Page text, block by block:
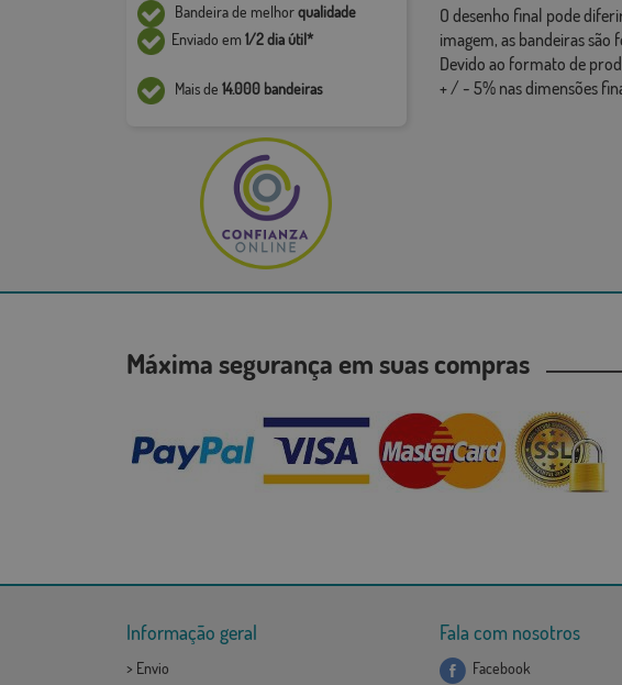
Bandeira de melhorqualidade
Enviado em1/2 dia útil*
Mais de 14.000 bandeiras
O desenho final pode
imagem, as bandeiras são
Devido ao formato de
+ / - 5% nas dimensões
Máxima segurança em suas compras
Informação geral
> Envio
Fala com nosotros
Facebook